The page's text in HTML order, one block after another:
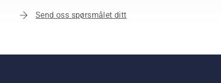
Send oss spørsmålet ditt